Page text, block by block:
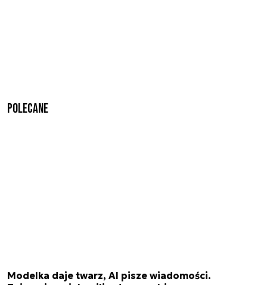
Polecane
Modelka daje twarz, AI pisze wiadomości.